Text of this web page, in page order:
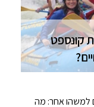
קונספט
למשהו אחר: מה